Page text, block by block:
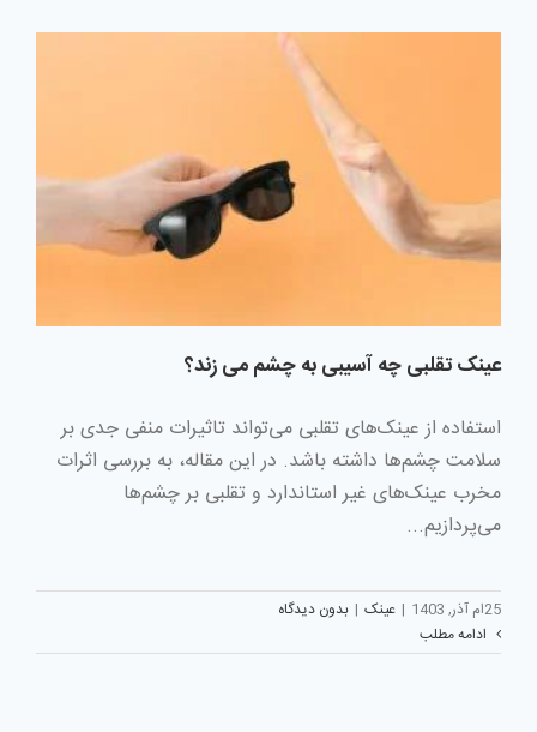
عینک تقلبی چه آسیبی به چشم می زند؟
استفاده از عینک‌های تقلبی می‌تواند تاثیرات منفی جدی بر
سلامت چشم‌ها داشته باشد. در این مقاله، به بررسی اثرات
مخرب عینک‌های غیر استاندارد و تقلبی بر چشم‌ها
می‌پردازیم...
25ام آذر, 1403 | عینک | بدون دیدگاه
ادامه مطلب